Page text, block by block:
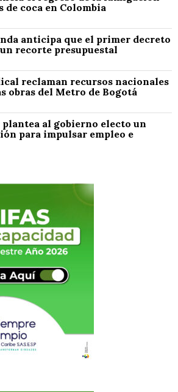
coca en Colombia
anticipa que el primer decreto
recorte presupuestal
reclaman recursos nacionales
obras del Metro de Bogotá
al gobierno electo un
para impulsar empleo e